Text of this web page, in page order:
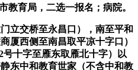
教育局，二选一报名；病院。
交桥至永昌口），南至平和
厦西侧至南昌取平凉十字口）
十字至雁东取雁北十字）以
东中和教育世家（不含中和教